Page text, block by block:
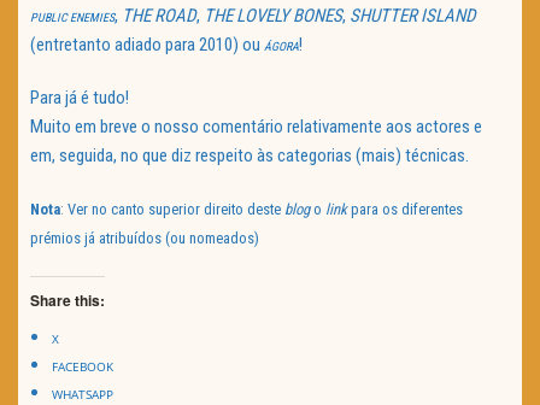
PUBLIC ENEMIES, THE ROAD, THE LOVELY BONES, SHUTTER ISLAND
(entretanto adiado para 2010) ou ÁGORA!
Para já é tudo!
Muito em breve o nosso comentário relativamente aos actores e
em, seguida, no que diz respeito às categorias (mais) técnicas.
Nota: Ver no canto superior direito deste blogo linkpara os diferentes
prémios já atribuídos (ou nomeados)
Share this:
X
FACEBOOK
WHATSAPP